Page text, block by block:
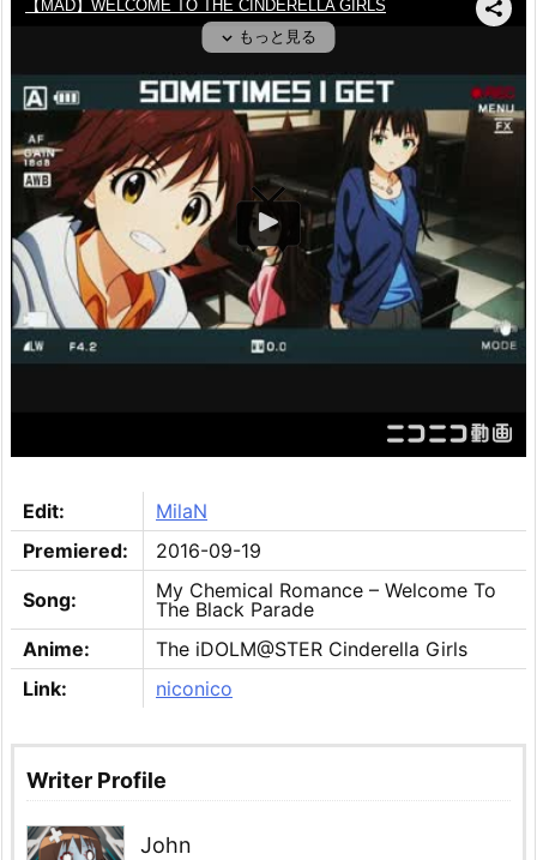
Edit:
MilaN
Premiered:
2016-09-19
Song:
My Chemical Romance – Welcome To
The Black Parade
Anime:
The iDOLM@STER Cinderella Girls
Link:
niconico
Writer Profile
John